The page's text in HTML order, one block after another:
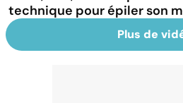
technique pour épiler son
Plus de